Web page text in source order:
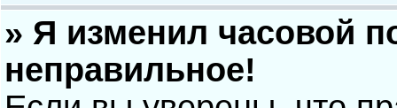
» Я изменил часовой
неправильное!